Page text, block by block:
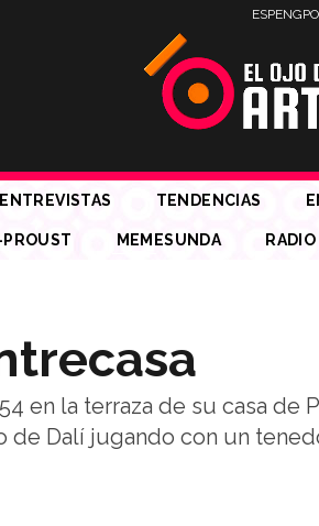
ESPENG
ENTREVISTAS TENDENCIAS
MEMESUNDA RADIO
en la terraza de su casa de
de Dalí jugando con un